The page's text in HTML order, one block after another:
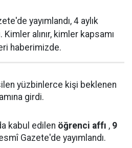
yayımlandı, 4 aylık
alınır, kimler kapsamı
haberimizde.
yüzbinlerce kişi beklenen
girdi.
kabul edilen öğrenci affı , 9
Gazete'de yayımlandı.